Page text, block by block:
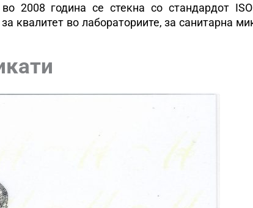
2008 година се стекна со стандардот
квалитет во лабораториите, за санитарна